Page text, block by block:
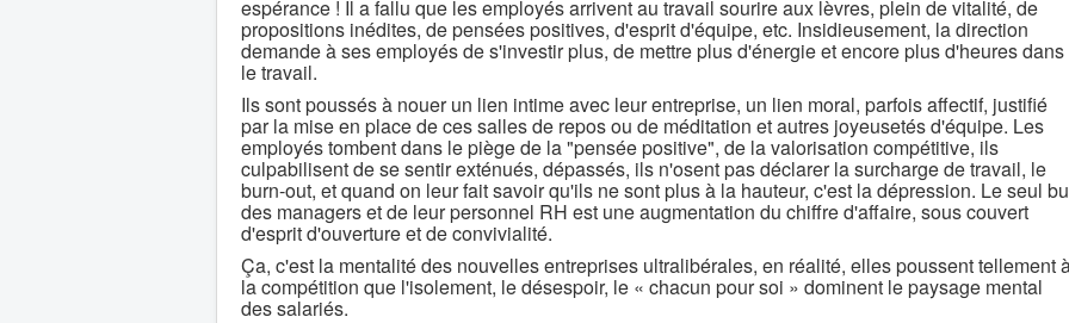
espérance ! Il a fallu que les employés arrivent au travail sourire aux lèvres, plein de vitalité, de
propositions inédites, de pensées positives, d'esprit d'équipe, etc. Insidieusement, la direction
demande à ses employés de s'investir plus, de mettre plus d'énergie et encore plus d'heures dans
le travail.
Ils sont poussés à nouer un lien intime avec leur entreprise, un lien moral, parfois affectif, justifié
par la mise en place de ces salles de repos ou de méditation et autres joyeusetés d'équipe. Les
employés tombent dans le piège de la "pensée positive", de la valorisation compétitive, ils
culpabilisent de se sentir exténués, dépassés, ils n'osent pas déclarer la surcharge de travail, le
burn-out, et quand on leur fait savoir qu'ils ne sont plus à la hauteur, c'est la dépression. Le seul
des managers et de leur personnel RH est une augmentation du chiffre d'affaire, sous couvert
d'esprit d'ouverture et de convivialité.
Ça, c'est la mentalité des nouvelles entreprises ultralibérales, en réalité, elles poussent tellement
la compétition que l'isolement, le désespoir, le « chacun pour soi » dominent le paysage mental
des salariés.